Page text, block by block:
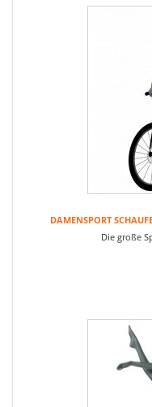
DAMENSPORT
Die große